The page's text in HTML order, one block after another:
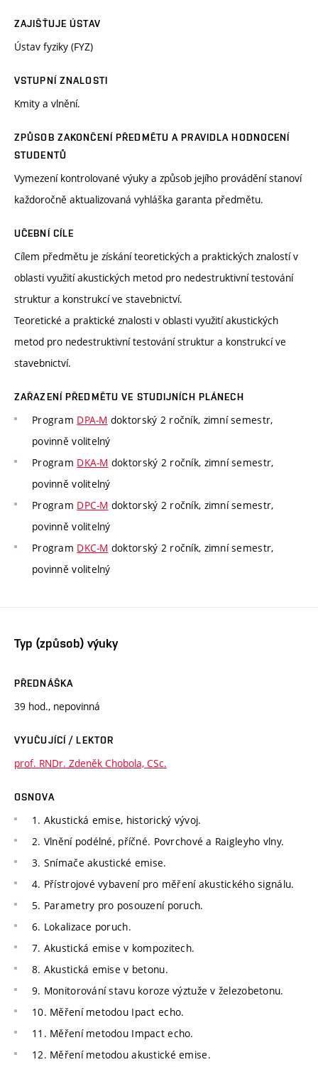
ZAJIŠŤUJE ÚSTAV
Ústav fyziky (FYZ)
VSTUPNÍ ZNALOSTI
Kmity a vlnění.
ZPŮSOB ZAKONČENÍ PŘEDMĚTU A PRAVIDLA HODNOCENÍ
STUDENTŮ
Vymezení kontrolované výuky a způsob jejího provádění stanoví
každoročně aktualizovaná vyhláška garanta předmětu.
UČEBNÍ CÍLE
Cílem předmětu je získání teoretických a praktických znalostí v
oblasti využití akustických metod pro nedestruktivní testování
struktur a konstrukcí ve stavebnictví.
Teoretické a praktické znalosti v oblasti využití akustických
metod pro nedestruktivní testování struktur a konstrukcí ve
stavebnictví.
ZAŘAZENÍ PŘEDMĚTU VE STUDIJNÍCH PLÁNECH
Program DPA-M doktorský 2 ročník, zimní semestr,
povinně volitelný
Program DKA-M doktorský 2 ročník, zimní semestr,
povinně volitelný
Program DPC-M doktorský 2 ročník, zimní semestr,
povinně volitelný
Program DKC-M doktorský 2 ročník, zimní semestr,
povinně volitelný
Typ (způsob) výuky
PŘEDNÁŠKA
39 hod., nepovinná
VYUČUJÍCÍ / LEKTOR
prof. RNDr. Zdeněk Chobola, CSc.
OSNOVA
1. Akustická emise, historický vývoj.
2. Vlnění podélné, příčné. Povrchové a Raigleyho vlny.
3. Snímače akustické emise.
4. Přístrojové vybavení pro měření akustického signálu.
5. Parametry pro posouzení poruch.
6. Lokalizace poruch.
7. Akustická emise v kompozitech.
8. Akustická emise v betonu.
9. Monitorování stavu koroze výztuže v železobetonu.
10. Měření metodou Ipact echo.
11. Měření metodou Impact echo.
12. Měření metodou akustické emise.